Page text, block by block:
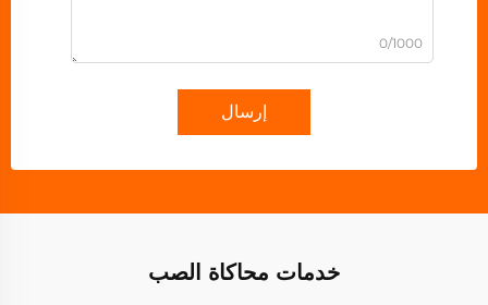
0/1000
إرسال
خدمات محاكاة الصب